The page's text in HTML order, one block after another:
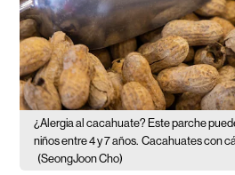
¿Alergia al cacahuate? Este parche
niños entre 4 y 7 años. Cacahuates con
(SeongJoon Cho)